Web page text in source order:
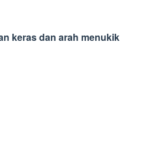
keras dan arah menukik